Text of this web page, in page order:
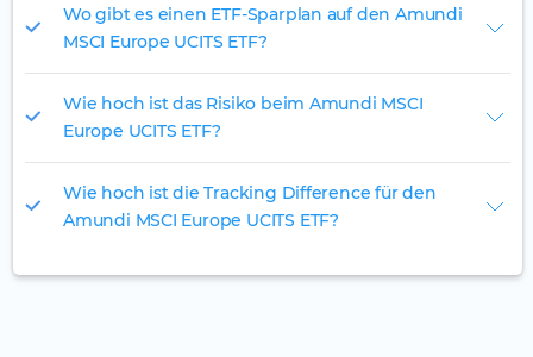
Wo gibt es einen ETF-Sparplan auf den Amundi
MSCI Europe UCITS ETF?
Wie hoch ist das Risiko beim Amundi MSCI
Europe UCITS ETF?
Wie hoch ist die Tracking Difference für den
Amundi MSCI Europe UCITS ETF?